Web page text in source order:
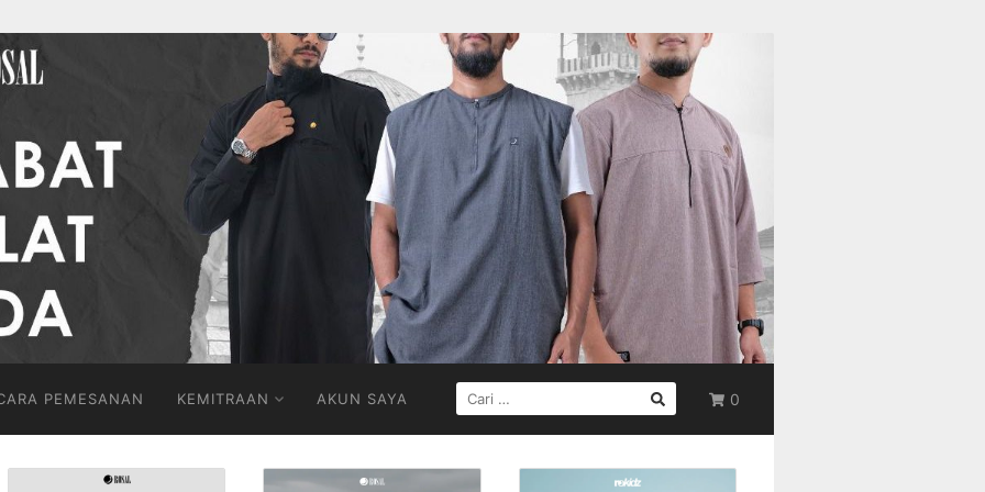
0
PEMESANAN KEMITRAAN AKUN SAYA
CARI
UNTUK: